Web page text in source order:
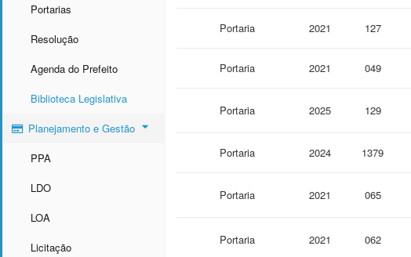
Portarias
Resolução
Agenda do Prefeito
Biblioteca Legislativa
Planejamento e Gestão
PPA
LDO
LOA
Licitação
Portaria 2021 127
Portaria 2021 049
Portaria 2025 129
Portaria 2024 1379
Portaria 2021 065
Portaria 2021 062